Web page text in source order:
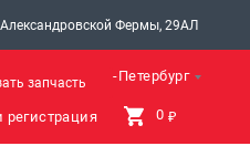
Фермы, 29АЛ
Санкт-Петербург
запчасть
регистрация 0 ₽